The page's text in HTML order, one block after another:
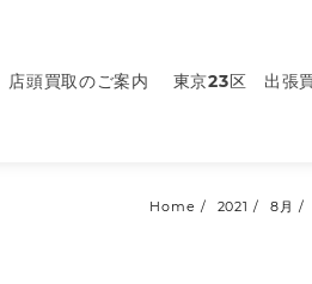
店頭買取のご案内 東京23区 出張
Home 2021 8月